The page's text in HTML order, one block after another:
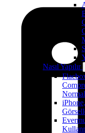
Nasıl Yapılır